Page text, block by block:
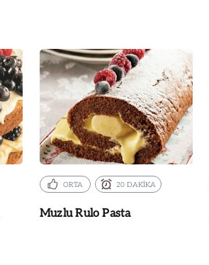
ORTA 20 DAKİKA
Muzlu Rulo Pasta